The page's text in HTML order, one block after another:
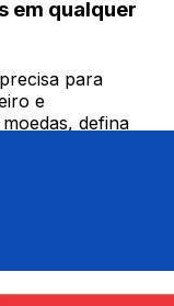
em qualquer
para
e
defina